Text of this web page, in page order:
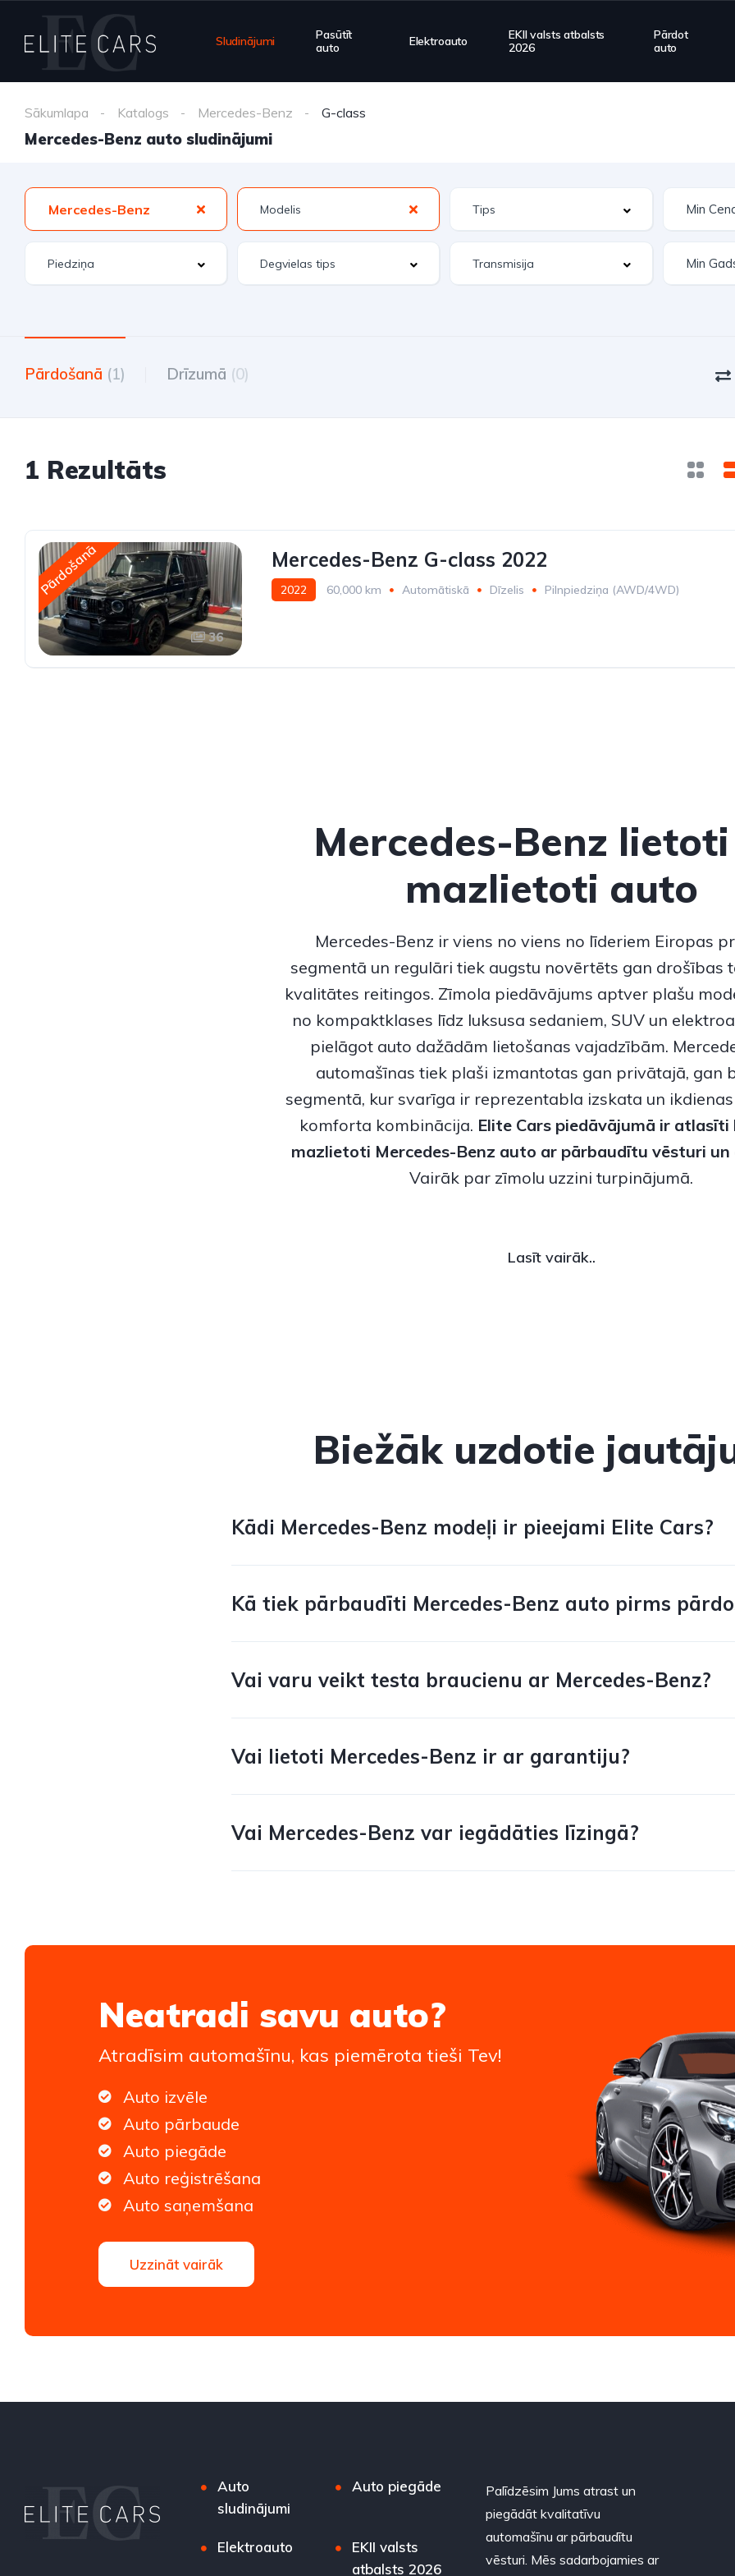
Sludinājumi
Pasūtīt
auto
Elektroauto
EKII valsts atbalsts
2026
Pārdot
auto
Sākumlapa Katalogs Mercedes-Benz G-class
Mercedes-Benz auto sludinājumi
Mercedes-Benz
Pārdošanā (1) Drīzumā (0)
1 Rezultāts
Pārdošanā
36
Mercedes-Benz G-class 2022
2022 60,000 km Automātiskā Dīzelis Pilnpiedziņa (AWD/4WD)
Mercedes-Benz
mazlietoti auto
Mercedes-Benz ir viens no viens no līderiem Eiropas
segmentā un regulāri tiek augstu novērtēts gan drošības
kvalitātes reitingos. Zīmola piedāvājums aptver plašu
no kompaktklases līdz luksusa sedaniem, SUV un
pielāgot auto dažādām lietošanas vajadzībām.
automašīnas tiek plaši izmantotas gan privātajā, gan
segmentā, kur svarīga ir reprezentabla izskata un
komforta kombinācija. Elite Cars piedāvājumā ir atlasīti
mazlietoti Mercedes-Benz auto ar pārbaudītu vēsturi
Vairāk par zīmolu uzzini turpinājumā.
Lasīt vairāk..
Biežāk uzdotie
Kādi Mercedes-Benz modeļi ir pieejami Elite Cars?
Kā tiek pārbaudīti Mercedes-Benz auto pirms
Vai varu veikt testa braucienu ar Mercedes-Benz?
Vai lietoti Mercedes-Benz ir ar garantiju?
Vai Mercedes-Benz var iegādāties līzingā?
Neatradi savu auto?
Atradīsim automašīnu, kas piemērota tieši Tev!
Auto izvēle
Auto pārbaude
Auto piegāde
Auto reģistrēšana
Auto saņemšana
Uzzināt vairāk
Auto
sludinājumi
Auto piegāde
Elektroauto
EKII valsts
atbalsts 2026
Palīdzēsim Jums atrast un
piegādāt kvalitatīvu
automašīnu ar pārbaudītu
vēsturi. Mēs sadarbojamies ar